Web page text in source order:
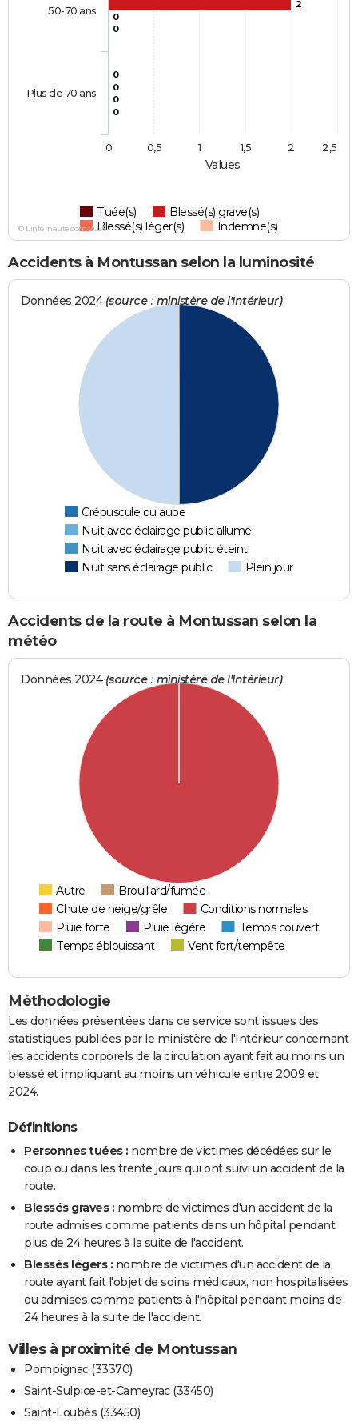
Values
0
2
0
0
0
0
0
Tuée(s)
Blessé(s) grave(s)
Blessé(s) léger(s)
Indemne(s)
50-70 ans
Plus de 70 ans
0 0,5 1 1,5 2 2,5
© Linternaute.com 2026
Accidents à Montussan selon la luminosité
Données 2024 (source : ministère de l'Intérieur)
Crépuscule ou aube
Nuit avec éclairage public allumé
Nuit avec éclairage public éteint
Nuit sans éclairage public
Plein jour
Accidents de la route à Montussan selon la
météo
Données 2024 (source : ministère de l'Intérieur)
Autre
Brouillard/fumée
Chute de neige/grêle
Conditions normales
Pluie forte
Pluie légère
Temps couvert
Temps éblouissant
Vent fort/tempête
Méthodologie
Les données présentées dans ce service sont issues des
statistiques publiées par le ministère de l'Intérieur concernant
les accidents corporels de la circulation ayant fait au moins un
blessé et impliquant au moins un véhicule entre 2009 et
2024.
Définitions
Personnes tuées : nombre de victimes décédées sur le
coup ou dans les trente jours qui ont suivi un accident de la
route.
Blessés graves : nombre de victimes d'un accident de la
route admises comme patients dans un hôpital pendant
plus de 24 heures à la suite de l'accident.
Blessés légers : nombre de victimes d'un accident de la
route ayant fait l'objet de soins médicaux, non hospitalisées
ou admises comme patients à l'hôpital pendant moins de
24 heures à la suite de l'accident.
Villes à proximité de Montussan
Pompignac (33370)
Saint-Sulpice-et-Cameyrac (33450)
Saint-Loubès (33450)